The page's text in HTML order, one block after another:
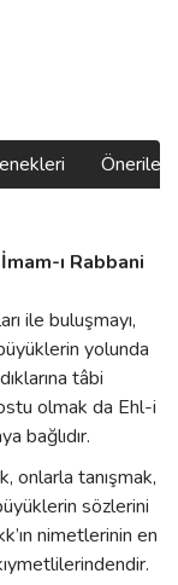
İmam-ı Rabbani
ile buluşmayı,
yolunda
tâbi
olmak da Ehl-i
bağlıdır.
onlarla tanışmak,
sözlerini
nimetlerinin en